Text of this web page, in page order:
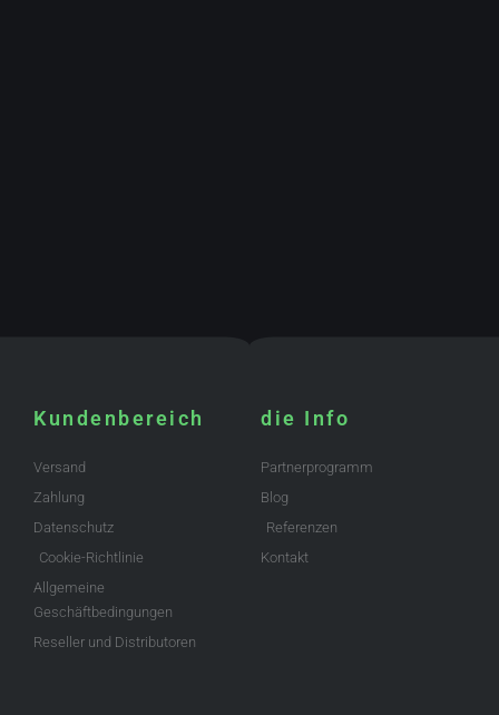
Kundenbereich
Versand
Zahlung
Datenschutz
Cookie-Richtlinie
Allgemeine
Geschäftbedingungen
Reseller und Distributoren
die Info
Partnerprogramm
Blog
Referenzen
Kontakt